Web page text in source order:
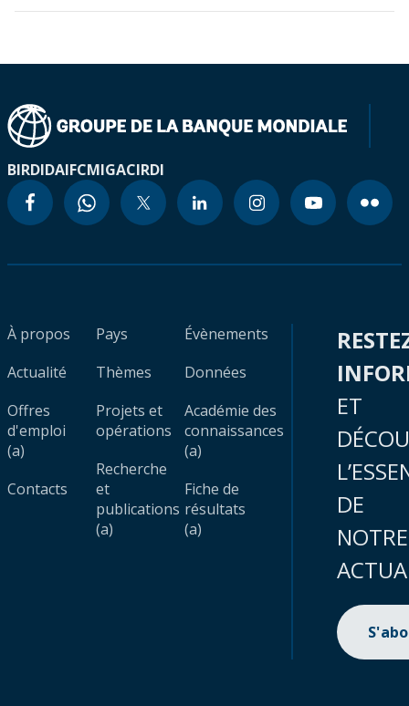
BIRDIDAIFCMIGACIRDI
À propos
Actualité
Offres
d'emploi
(a)
Contacts
Pays
Thèmes
Projets et
opérations
Recherche
et
publications
(a)
Évènements
Données
Académie des
connaissances
(a)
Fiche de
résultats
(a)
ET
DE
NOTRE